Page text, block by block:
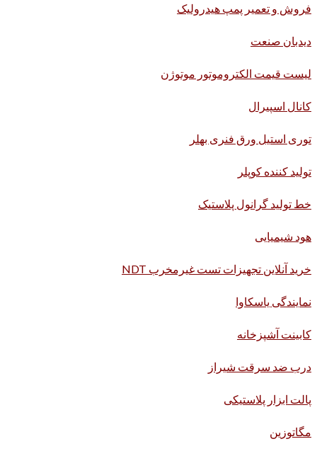
فروش و تعمیر پمپ هیدرولیک
دیدبان صنعت
لیست قیمت الکتروموتور موتوژن
کانال اسپیرال
توری استیل ورق فنری بهلر
تولید کننده کوپلر
خط تولید گرانول پلاستیک
هود شیمیایی
خرید آنلاین تجهیزات تست غیرمخرب NDT
نمایندگی یاسکاوا
کابینت آشپزخانه
درب ضد سرقت شیراز
پالت ابزار پلاستیکی
مگاتوزین